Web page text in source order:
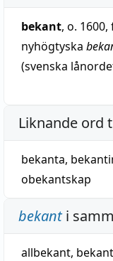
bekant, o.
nyhögtyska
(svenska
Liknande ord
bekanta,
obekantskap
bekanti
allbekant,